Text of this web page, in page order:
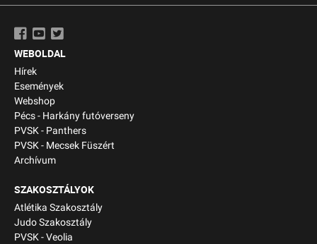
WEBOLDAL
Hírek
Események
Webshop
Pécs - Harkány futóverseny
PVSK - Panthers
PVSK - Mecsek Füszért
Archívum
SZAKOSZTÁLYOK
Atlétika Szakosztály
Judo Szakosztály
PVSK - Veolia